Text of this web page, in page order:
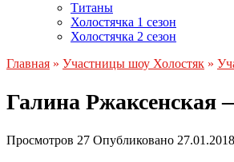
Титаны
Холостячка 1 сезон
Холостячка 2 сезон
Главная » Участницы шоу Холостяк »
Галина Ржаксенская
Просмотров 27 Опубликовано 27.01.2018